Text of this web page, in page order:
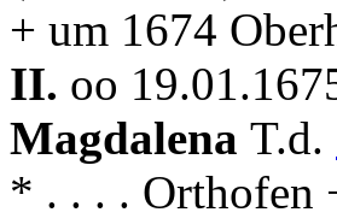
+ um 1674
II. oo
Magdalena T.d.
* . . . . Orthofen